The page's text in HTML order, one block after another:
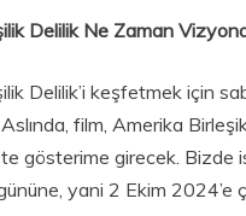
Delilik Ne Zaman
Delilik’i keşfetmek için
film, Amerika
gösterime girecek. Bizde
yani 2 Ekim 2024’e